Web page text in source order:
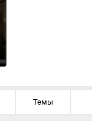
Темы